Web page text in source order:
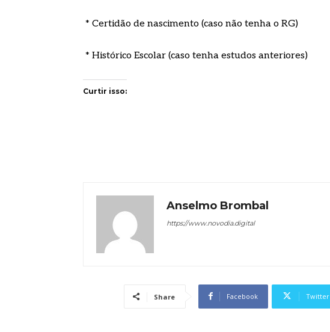
* Certidão de nascimento (caso não tenha o RG)
* Histórico Escolar (caso tenha estudos anteriores)
Curtir isso:
Anselmo Brombal
https://www.novodia.digital
Share Facebook Twitter